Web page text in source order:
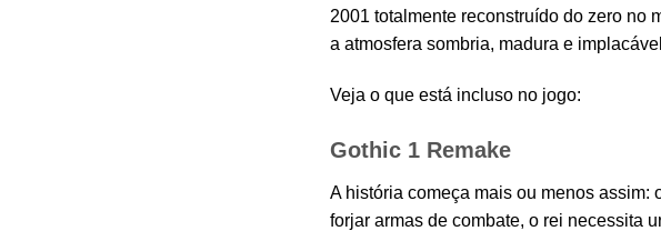
2001 totalmente reconstruído do zero no
a atmosfera sombria, madura e
Veja o que está incluso no jogo:
Gothic 1 Remake
A história começa mais ou menos assim:
forjar armas de combate, o rei necessita